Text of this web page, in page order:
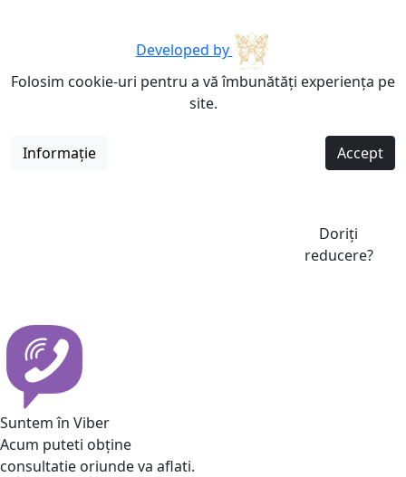
Developed by
Folosim cookie-uri pentru a vă îmbunătăți experiența pe
site.
Informație Accept
Doriți
reducere?
Suntem în Viber
Acum puteti obține
consultatie oriunde va aflati.